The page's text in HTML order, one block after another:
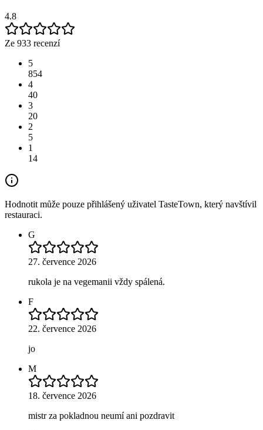
4.8
Ze 933 recenzí
5
854
4
40
3
20
2
5
1
14
Hodnotit může pouze přihlášený uživatel TasteTown, který navštívil
restauraci.
G
27. července 2026
rukola je na vegemanii vždy spálená.
F
22. července 2026
jo
M
18. července 2026
mistr za pokladnou neumí ani pozdravit